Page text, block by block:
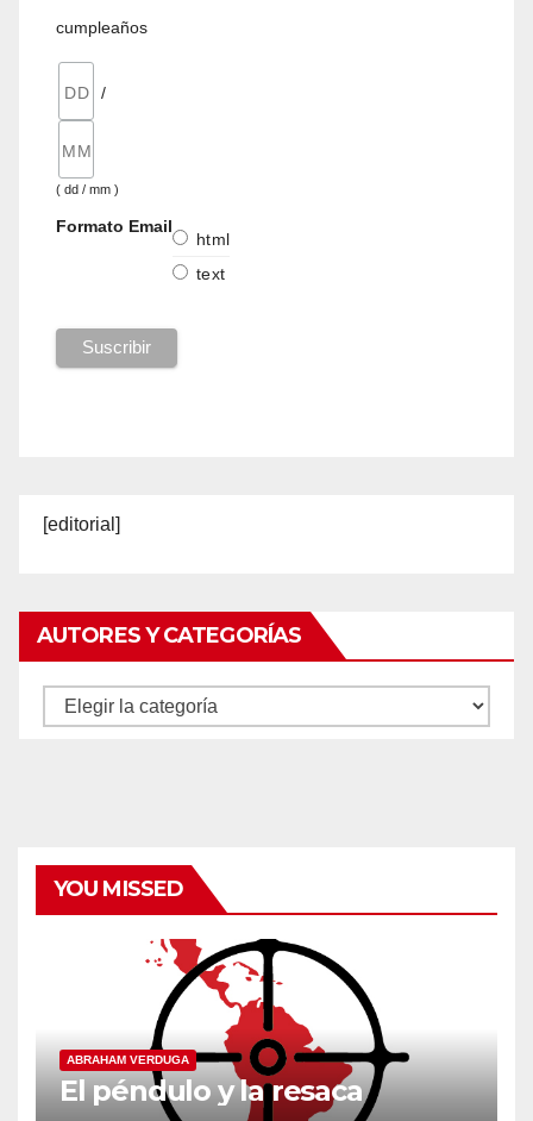
cumpleaños
/
( dd / mm )
Formato Email
html
text
[editorial]
AUTORES Y CATEGORÍAS
Autores
YOU MISSED
ABRAHAM VERDUGA
El péndulo y la resaca